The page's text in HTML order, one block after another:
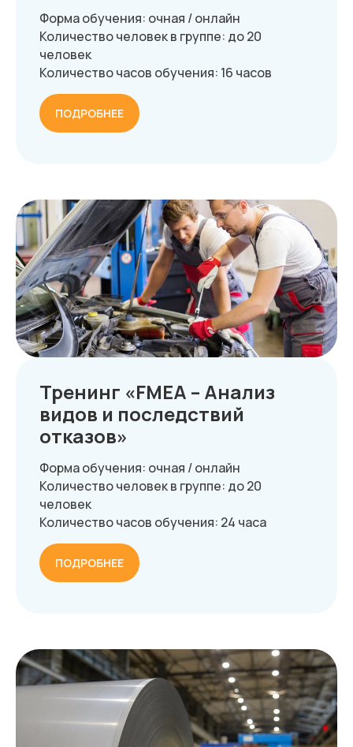
Форма обучения: очная / онлайн
Количество человек в группе: до 20
человек
Количество часов обучения: 16 часов
ПОДРОБНЕЕ
Тренинг «FMEA – Анализ
видов и последствий
отказов»
Форма обучения: очная / онлайн
Количество человек в группе: до 20
человек
Количество часов обучения: 24 часа
ПОДРОБНЕЕ